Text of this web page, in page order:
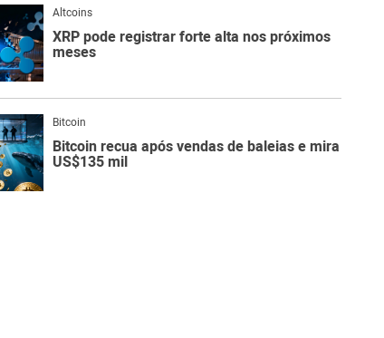
Altcoins
XRP pode registrar forte alta nos próximos
meses
Bitcoin
Bitcoin recua após vendas de baleias e mira
US$135 mil